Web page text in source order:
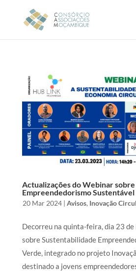
Actualizações do Webinar sobre
Empreendedorismo Sustentável
20 Mar 2024| Avisos, Inovação
Decorreu na quinta-feira, dia 23
sobre Sustentabilidade
Verde, integrado no projeto
destinado a jovens